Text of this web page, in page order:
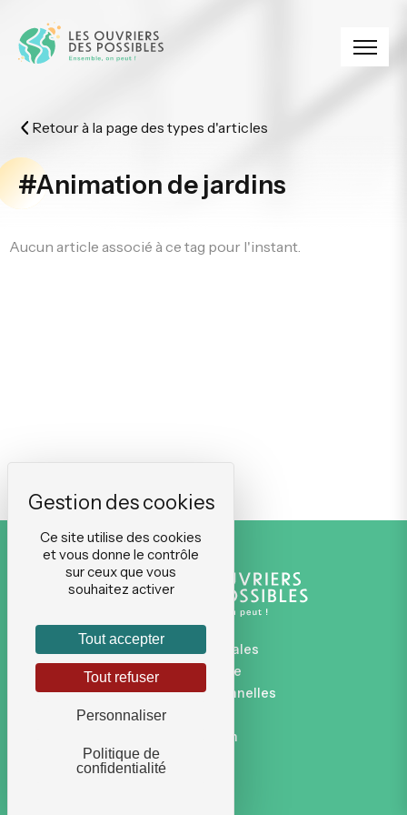
Retour à la page des types d'articles
#Animation de jardins
Aucun article associé à ce tag pour l'instant.
Mentions légales
Plan du site
Données personnelles
Connexion
Ce site utilise des cookies
et vous donne le contrôle
sur ceux que vous
souhaitez activer
Tout accepter
Tout refuser
Personnaliser
Politique de
confidentialité